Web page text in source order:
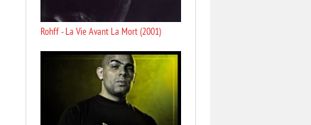
Rohff - La Vie Avant La Mort (2001)